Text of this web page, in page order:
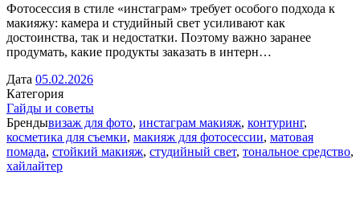
Фотосессия в стиле «инстаграм» требует особого подхода к
макияжу: камера и студийный свет усиливают как
достоинства, так и недостатки. Поэтому важно заранее
продумать, какие продукты заказать в интерн…
Дата 05.02.2026
Категория
Гайды и советы
Брендывизаж для фото, инстаграм макияж, контуринг,
косметика для съемки, макияж для фотосессии, матовая
помада, стойкий макияж, студийный свет, тональное средство,
хайлайтер